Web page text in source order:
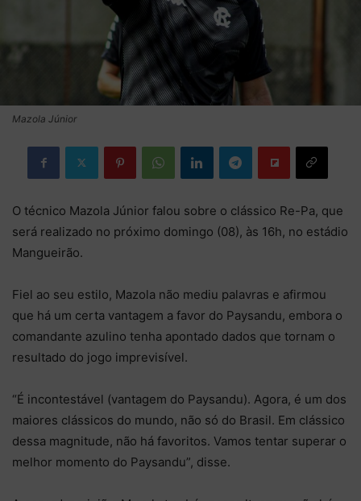
Mazola Júnior
O técnico Mazola Júnior falou sobre o clássico Re-Pa, que
será realizado no próximo domingo (08), às 16h, no estádio
Mangueirão.
Fiel ao seu estilo, Mazola não mediu palavras e afirmou
que há um certa vantagem a favor do Paysandu, embora o
comandante azulino tenha apontado dados que tornam o
resultado do jogo imprevisível.
“É incontestável (vantagem do Paysandu). Agora, é um dos
maiores clássicos do mundo, não só do Brasil. Em clássico
dessa magnitude, não há favoritos. Vamos tentar superar o
melhor momento do Paysandu”, disse.